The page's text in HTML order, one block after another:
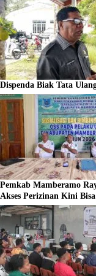
Dispenda Biak Tata
Pemkab Mamberamo
Akses Perizinan Kini